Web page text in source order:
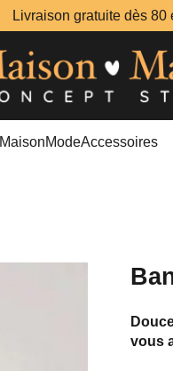
Livraison gratuite dès 80
MaisonModeAccessoires
vous